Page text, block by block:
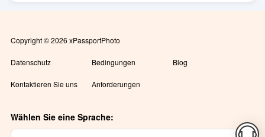
Copyright © 2026 xPassportPhoto
Datenschutz Bedingungen Blog
Kontaktieren Sie uns Anforderungen
Wählen Sie eine Sprache: